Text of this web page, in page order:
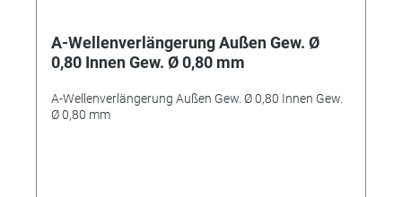
A-Wellenverlängerung Außen Gew. Ø
0,80 Innen Gew. Ø 0,80 mm
A-Wellenverlängerung Außen Gew. Ø 0,80 Innen Gew.
Ø 0,80 mm